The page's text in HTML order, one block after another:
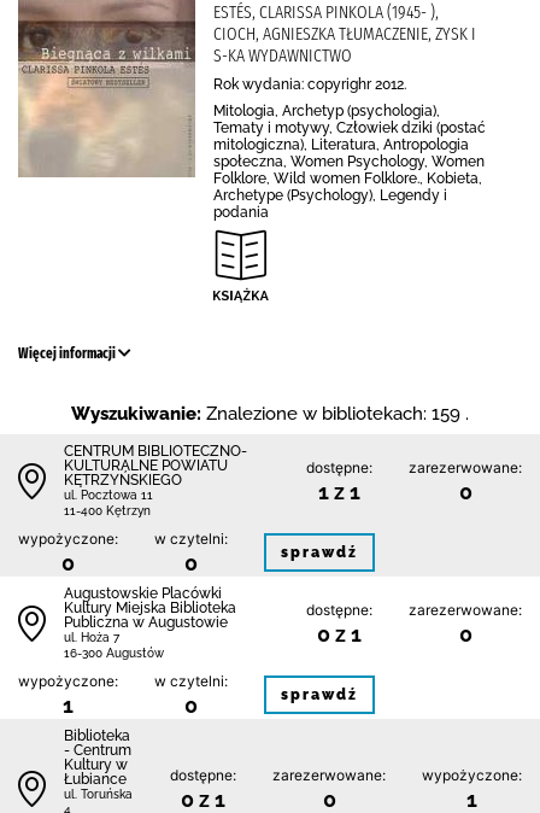
ESTÉS, CLARISSA PINKOLA (1945- ),
CIOCH, AGNIESZKA TŁUMACZENIE, ZYSK I
S-KA WYDAWNICTWO
Rok wydania: copyrighr 2012.
Mitologia, Archetyp (psychologia),
Tematy i motywy, Człowiek dziki (postać
mitologiczna), Literatura, Antropologia
społeczna, Women Psychology, Women
Folklore, Wild women Folklore., Kobieta,
Archetype (Psychology), Legendy i
podania
Więcej informacji
Wyszukiwanie: Znalezione w bibliotekach: 159 .
CENTRUM BIBLIOTECZNO-
KULTURALNE POWIATU
KĘTRZYŃSKIEGO
ul. Pocztowa 11
11-400 Kętrzyn
dostępne:
1 z 1
zarezerwowane:
0
wypożyczone:
0
w czytelni:
0 sprawdź
Augustowskie Placówki
Kultury Miejska Biblioteka
Publiczna w Augustowie
ul. Hoża 7
16-300 Augustów
dostępne:
0 z 1
zarezerwowane:
0
wypożyczone:
1
w czytelni:
0 sprawdź
Biblioteka
- Centrum
Kultury w
Łubiance
ul. Toruńska
4
dostępne:
0 z 1
zarezerwowane:
0
wypożyczone:
1